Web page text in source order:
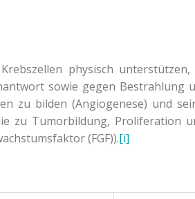
physisch
sowie gegen Bestrahlung
zu bilden (Angiogenese) und
zu Tumorbildung, Proliferation
(FGF)).[i]